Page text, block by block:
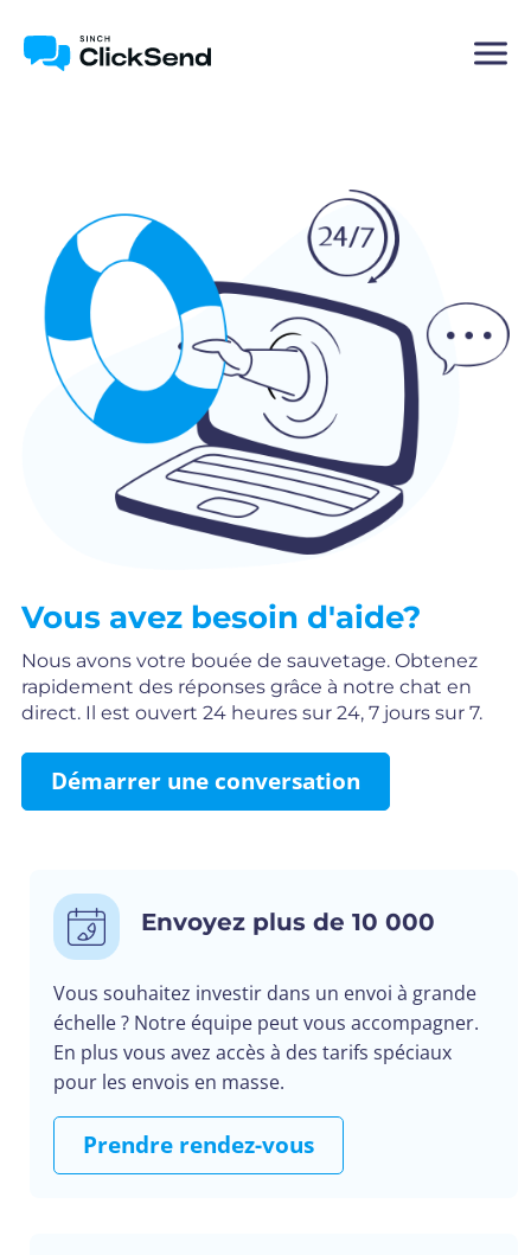
Vous avez besoin d'aide?
Nous avons votre bouée de sauvetage. Obtenez
rapidement des réponses grâce à notre chat en
direct. Il est ouvert 24 heures sur 24, 7 jours sur 7.
Démarrer une conversation
Envoyez plus de 10 000
Vous souhaitez investir dans un envoi à grande
échelle ? Notre équipe peut vous accompagner.
En plus vous avez accès à des tarifs spéciaux
pour les envois en masse.
Prendre rendez-vous